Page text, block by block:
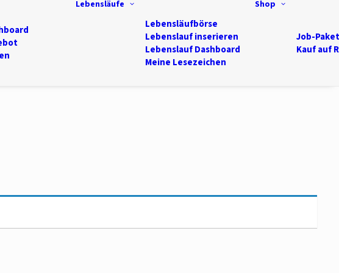
Lebensläufe
Lebensläufbörse
Lebenslauf inserieren
Lebenslauf Dashboard
Meine Lesezeichen
Shop
Job-
Kauf auf